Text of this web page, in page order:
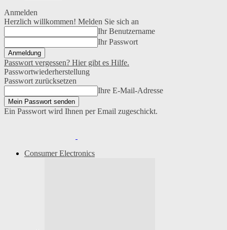
Anmelden
Herzlich willkommen! Melden Sie sich an
Ihr Benutzername
Ihr Passwort
Passwort vergessen? Hier gibt es Hilfe.
Passwortwiederherstellung
Passwort zurücksetzen
Ihre E-Mail-Adresse
Ein Passwort wird Ihnen per Email zugeschickt.
Consumer Electronics